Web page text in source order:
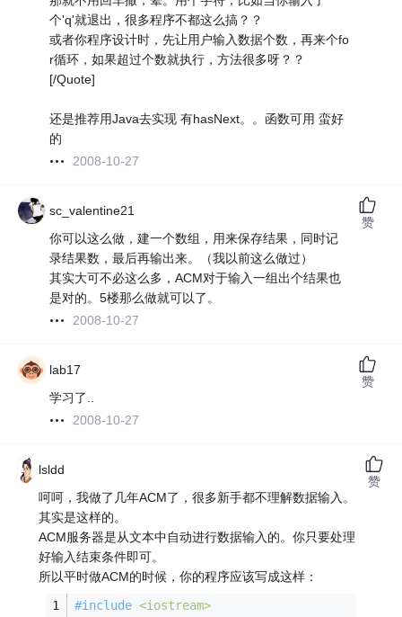
个'q'就退出，很多程序不都这么搞？？
或者你程序设计时，先让用户输入数据个数，再来个fo
r循环，如果超过个数就执行，方法很多呀？？
[/Quote]
还是推荐用Java去实现 有hasNext。。函数可用 蛮好
的
2008-10-27
sc_valentine21
你可以这么做，建一个数组，用来保存结果，同时记
录结果数，最后再输出来。（我以前这么做过）
其实大可不必这么多，ACM对于输入一组出个结果也
是对的。5楼那么做就可以了。
2008-10-27
赞
lab17
学习了..
2008-10-27
赞
lsldd
呵呵，我做了几年ACM了，很多新手都不理解数据输入。
其实是这样的。
ACM服务器是从文本中自动进行数据输入的。你只要处理
好输入结束条件即可。
所以平时做ACM的时候，你的程序应该写成这样：
#include <iostream>
赞